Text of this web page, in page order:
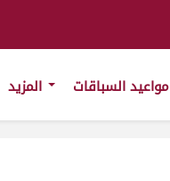
مواعيد السباقات